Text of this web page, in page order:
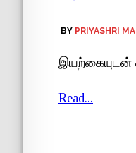
BY PRIYASHRI
இயற்கையுடன்
Read...